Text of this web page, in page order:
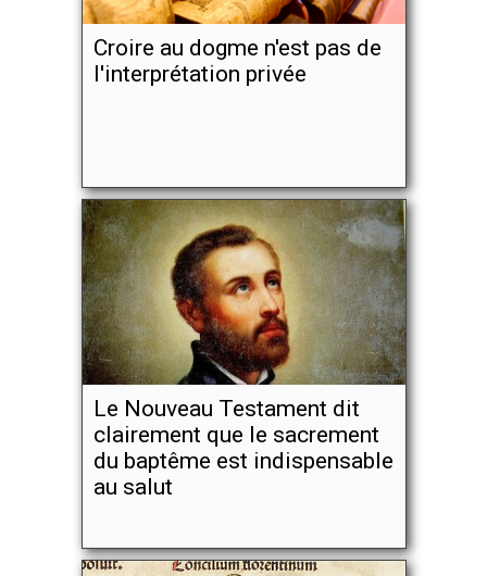
Croire au dogme n'est pas de
l'interprétation privée
Le Nouveau Testament dit
clairement que le sacrement
du baptême est indispensable
au salut